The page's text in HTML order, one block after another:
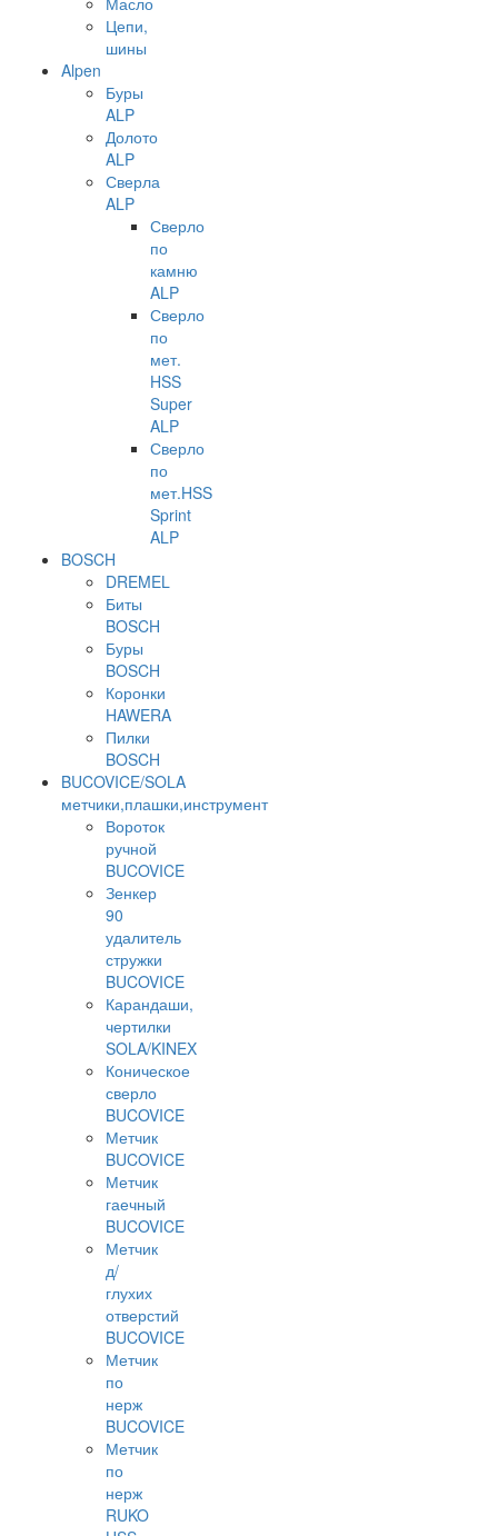
Цепи,
шины
Alpen
Буры
ALP
Долото
ALP
Сверла
ALP
Сверло
по
камню
ALP
Сверло
по
мет.
HSS
Super
ALP
Сверло
по
мет.HSS
Sprint
ALP
BOSCH
DREMEL
Биты
BOSCH
Буры
BOSCH
Коронки
HAWERA
Пилки
BOSCH
BUCOVICE/SOLA
метчики,плашки,инструмент
Вороток
ручной
BUCOVICE
Зенкер
90
удалитель
стружки
BUCOVICE
Карандаши,
чертилки
SOLA/KINEX
Коническое
сверло
BUCOVICE
Метчик
BUCOVICE
Метчик
гаечный
BUCOVICE
Метчик
д/
глухих
отверстий
BUCOVICE
Метчик
по
нерж
BUCOVICE
Метчик
по
нерж
RUKO